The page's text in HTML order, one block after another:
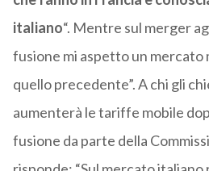
italiano“. Mentre sul merger
fusione mi aspetto un mercato
quello precedente”. A chi gli
aumenterà le tariffe mobile
fusione da parte della